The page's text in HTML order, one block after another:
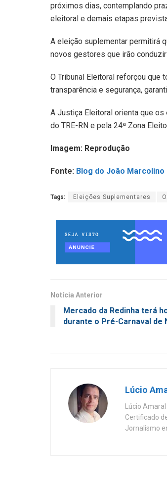
próximos dias, contemplando
eleitoral e demais etapas
A eleição suplementar permitirá
novos gestores que irão
O Tribunal Eleitoral reforçou
transparência e segurança,
A Justiça Eleitoral orienta que
do TRE-RN e pela 24ª Zona
Imagem: Reprodução
Fonte: Blog do João Marcolino
Tags: Eleições Suplementares
Notícia Anterior
Mercado da Redinha terá
durante o Pré-Carnaval de
Lúcio
Lúcio
Certificado
Jornalismo